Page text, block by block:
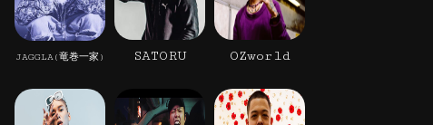
JAGGLA(竜巻一家) SATORU OZworld